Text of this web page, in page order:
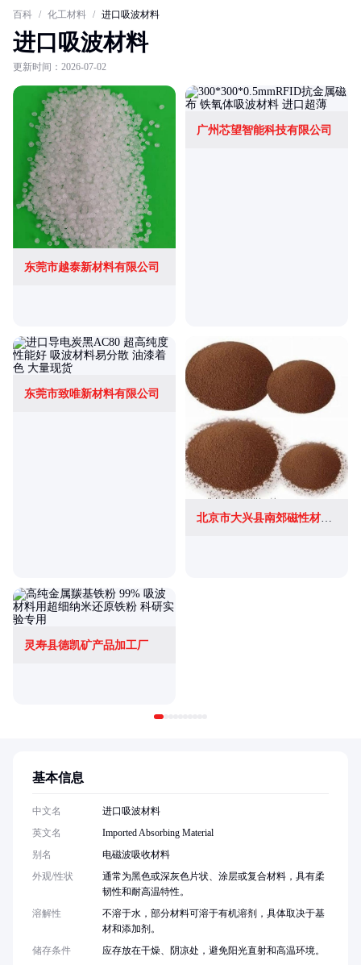
百科 / 化工材料 / 进口吸波材料
进口吸波材料
更新时间：2026-07-02
东莞市越泰新材料有限公司
广州芯望智能科技有限公司
东莞市致唯新材料有限公司
北京市大兴县南郊磁性材料厂
灵寿县德凯矿产品加工厂
基本信息
中文名
进口吸波材料
英文名
Imported Absorbing Material
别名
电磁波吸收材料
外观/性状
通常为黑色或深灰色片状、涂层或复合材料，具有柔
韧性和耐高温特性。
溶解性
不溶于水，部分材料可溶于有机溶剂，具体取决于基
材和添加剂。
储存条件
应存放在干燥、阴凉处，避免阳光直射和高温环境。